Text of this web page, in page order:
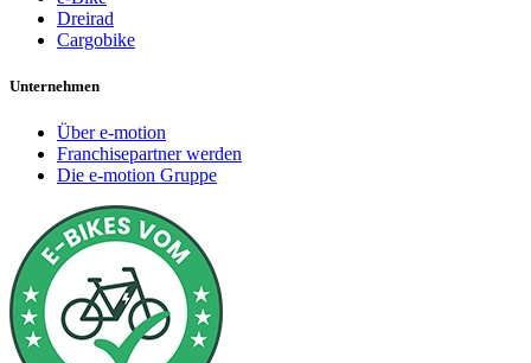
Dreirad
Cargobike
Unternehmen
Über e-motion
Franchisepartner werden
Die e-motion Gruppe